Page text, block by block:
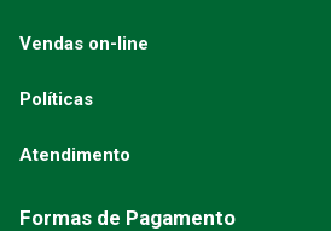
Vendas on-line
Políticas
Atendimento
Formas de Pagamento